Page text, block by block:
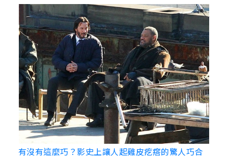
有沒有這麼巧？影史上讓人起雞皮疙瘩的驚人巧合